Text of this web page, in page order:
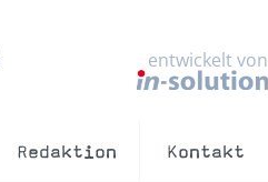
entwickelt von
Redaktion Kontakt